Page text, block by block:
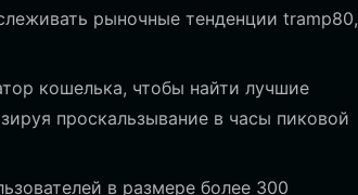
рыночные тенденции tramp80,
кошелька, чтобы найти лучшие
проскальзывание в часы пиковой
в размере более 300